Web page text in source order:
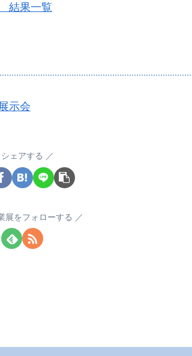
結果一覧
示会
シェアする
展をフォローする